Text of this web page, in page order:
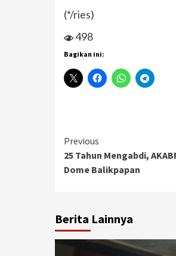
(*/ries)
498
Bagikan ini:
Continue
Reading
Previous
25 Tahun Mengabdi,
Dome Balikpapan
Berita Lainnya